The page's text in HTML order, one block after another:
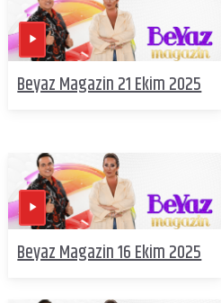
Beyaz Magazin 21 Ekim 2025
Beyaz Magazin 16 Ekim 2025